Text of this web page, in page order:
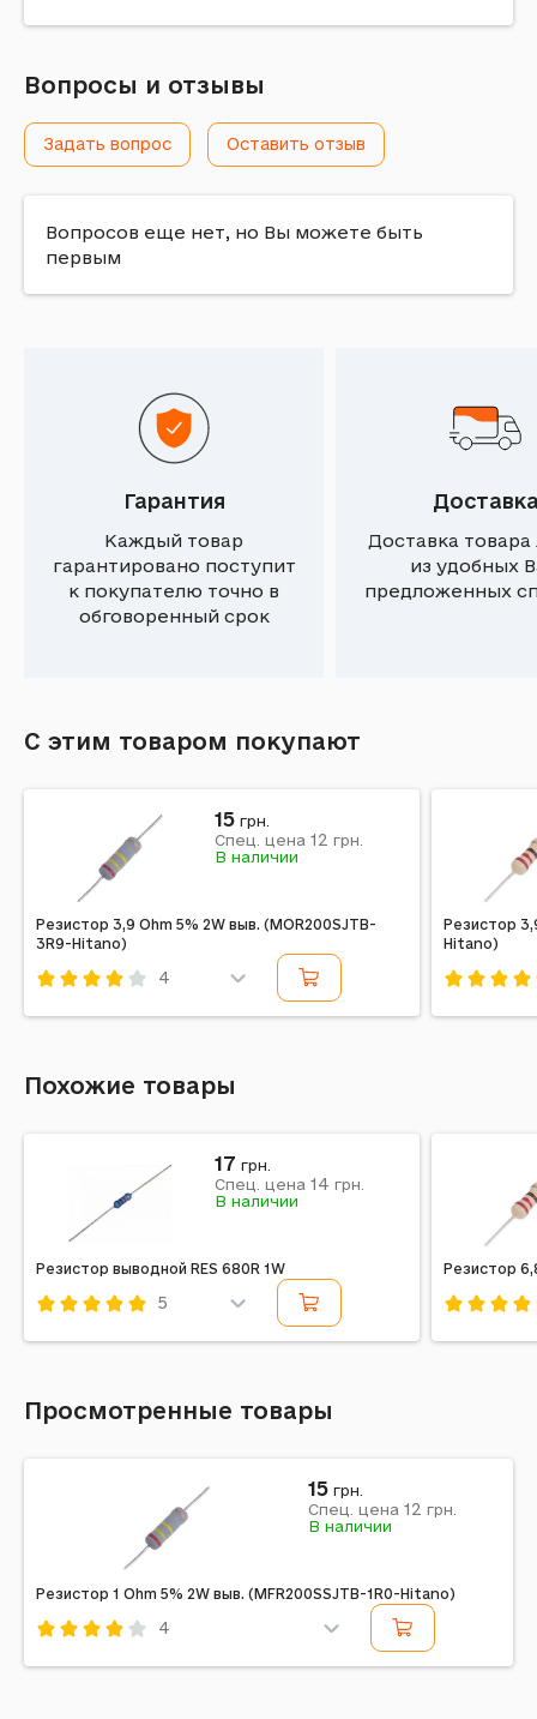
Вопросы и отзывы
Задать вопрос Оставить отзыв
Вопросов еще нет, но Вы можете быть
первым
Гарантия
Каждый товар
гарантировано поступит
к покупателю точно в
обговоренный срок
Доставка
из удобных
предложенных
С этим товаром покупают
Резистор 3,9 Ohm 5% 2W выв. (MOR200SJTB-
3R9-Hitano)
4
15 грн.
Спец. цена 12 грн.
В наличии
Резистор
Hitano)
Похожие товары
Резистор выводной RES 680R 1W
5
17 грн.
Спец. цена 14 грн.
В наличии
Резистор
Просмотренные товары
Резистор 1 Ohm 5% 2W выв. (MFR200SSJTB-1R0-Hitano)
4
15 грн.
Спец. цена 12 грн.
В наличии